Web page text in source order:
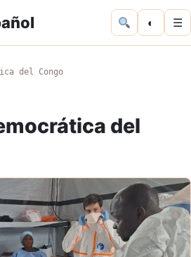
◐ ☰
del Congo
del